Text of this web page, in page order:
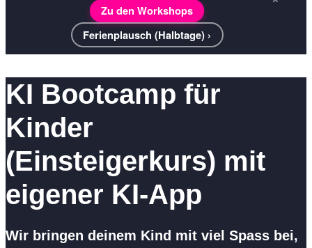
Zu den Workshops
Ferienplausch (Halbtage) ›
KI Bootcamp für
Kinder
(Einsteigerkurs) mit
eigener KI-App
Wir bringen deinem Kind mit viel Spass bei,